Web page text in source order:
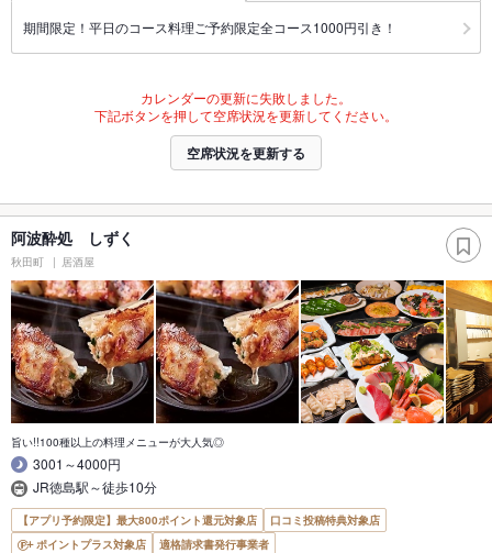
期間限定！平日のコース料理ご予約限定全コース1000円引き！
カレンダーの更新に失敗しました。
下記ボタンを押して空席状況を更新してください。
空席状況を更新する
阿波酔処 しずく
秋田町 居酒屋
旨い!!100種以上の料理メニューが大人気◎
3001～4000円
JR徳島駅～徒歩10分
【アプリ予約限定】最大800ポイント還元対象店
口コミ投稿特典対象店
ポイントプラス対象店
適格請求書発行事業者